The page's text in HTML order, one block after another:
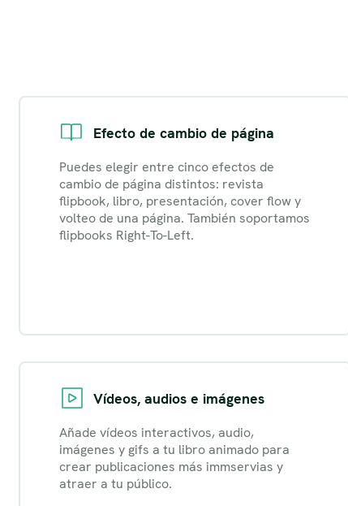
Efecto de cambio de página
Puedes elegir entre cinco efectos de
cambio de página distintos: revista
flipbook, libro, presentación, cover flow y
volteo de una página. También soportamos
flipbooks Right-To-Left.
Vídeos, audios e imágenes
Añade vídeos interactivos, audio,
imágenes y gifs a tu libro animado para
crear publicaciones más immservias y
atraer a tu público.